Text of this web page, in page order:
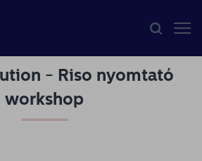
- Riso nyomtató
workshop